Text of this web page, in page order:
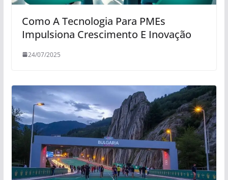
Como A Tecnologia Para PMEs
Impulsiona Crescimento E Inovação
24/07/2025